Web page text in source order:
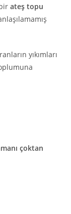
birateş topu
yıkımları
çoktan